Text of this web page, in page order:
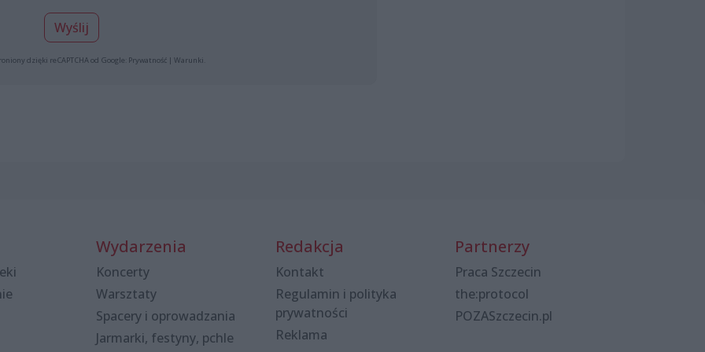
Wyślij
dzięki reCAPTCHA od Google: Prywatność| Warunki
Wydarzenia
Koncerty
Warsztaty
Spacery i oprowadzania
Jarmarki, festyny, pchle
Redakcja
Kontakt
Regulamin i polityka
prywatności
Reklama
Partnerzy
Praca Szczecin
the:protocol
POZASzczecin.pl